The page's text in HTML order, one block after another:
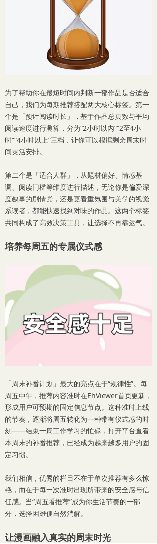
为了帮助你在最短时间内判断一部作品是否适合
自己，我们为每期推荐搭配两大核心标签。第一
个是「预计阅读时长」，基于作品总页数与平均
阅读速度进行测算，分为“2小时以内”“2至4小
时”“4小时以上”三档，让你可以根据剩余周末时
间灵活安排。
第二个是「适合人群」，从题材偏好、情感基
调、阅读门槛等维度进行描述，无论你是偏爱深
度叙事的剧情党，还是更看重氛围与美学的视觉
系读者，都能快速找到对味的作品。这两个标签
共同构成了高效决策工具，让选择不再靠运气。
培养每周五的专属仪式感
「周末补番计划」最大的亮点在于“规律性”。每
周五中午，推荐内容准时在EhViewer首页更新，
形成用户可预期的固定信息节点。这种准时上线
的节奏，逐渐将周五转化为一种带有仪式感的时
刻——结束一周工作学习的忙碌，打开平台查看
本周末的补番推荐，已经成为越来越多用户的固
定习惯。
我们相信，优秀的栏目不在于单次推荐有多么惊
艳，而在于每一次准时出现所带来的安全感与信
任感。当“周五看推荐”成为你生活节奏的一部
分，选择困难便自然消解。
让漫画融入真实的周末时光